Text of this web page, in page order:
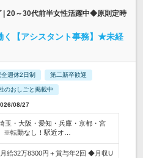
| 20～30代前半女性活躍中◆原則定時
く【アシスタント事務】★未経
全週休2日制 第二新卒歓迎
のおしごと掲載中
08/27
玉・大阪・愛知・兵庫・京都・宮
※転勤なし！駅近オ…
給32万8300円＋賞与年2回 ◆月収U